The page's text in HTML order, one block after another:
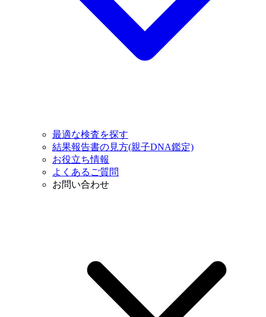
最適な検査を探す
結果報告書の見方(親子DNA鑑定)
お役立ち情報
よくあるご質問
お問い合わせ